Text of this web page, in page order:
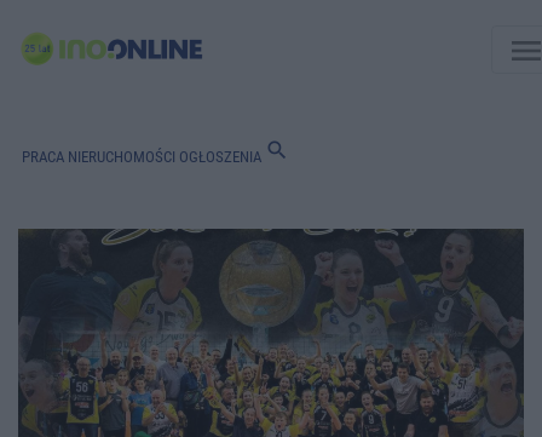
PRACA NIERUCHOMOŚCI OGŁOSZENIA search